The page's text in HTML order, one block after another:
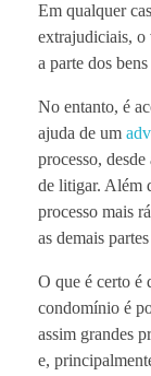
Em qualquer
extrajudiciais, o
a parte dos
No entanto, é
ajuda de um
processo,
de litigar. Além
processo mais
as demais
O que é certo é
condomínio é
assim grandes
e,